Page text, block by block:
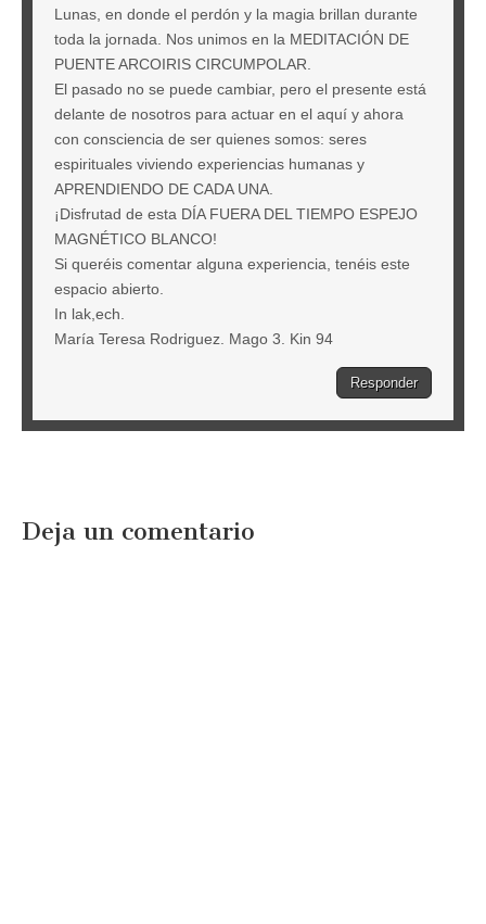
Lunas, en donde el perdón y la magia brillan durante
toda la jornada. Nos unimos en la MEDITACIÓN DE
PUENTE ARCOIRIS CIRCUMPOLAR.
El pasado no se puede cambiar, pero el presente está
delante de nosotros para actuar en el aquí y ahora
con consciencia de ser quienes somos: seres
espirituales viviendo experiencias humanas y
APRENDIENDO DE CADA UNA.
¡Disfrutad de esta DÍA FUERA DEL TIEMPO ESPEJO
MAGNÉTICO BLANCO!
Si queréis comentar alguna experiencia, tenéis este
espacio abierto.
In lak,ech.
María Teresa Rodriguez. Mago 3. Kin 94
Responder
Deja un comentario